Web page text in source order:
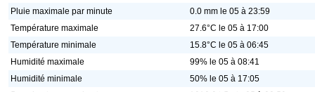
Pluie maximale par minute
0.0 mm le 05 à 23:59
Température maximale
27.6°C le 05 à 17:00
Température minimale
15.8°C le 05 à 06:45
Humidité maximale
99% le 05 à 08:41
Humidité minimale
50% le 05 à 17:05